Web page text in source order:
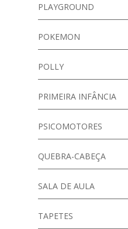
PLAYGROUND
POKEMON
POLLY
PRIMEIRA INFÂNCIA
PSICOMOTORES
QUEBRA-CABEÇA
SALA DE AULA
TAPETES